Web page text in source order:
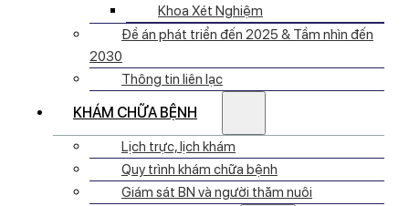
Khoa Xét Nghiệm
Đề án phát triển đến 2025 & Tầm nhìn đến
2030
Thông tin liên lạc
KHÁM CHỮA BỆNH
Lịch trực, lịch khám
Quy trình khám chữa bệnh
Giám sát BN và người thăm nuôi